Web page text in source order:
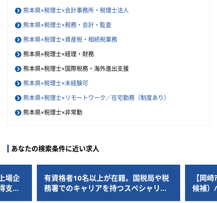
熊本県×税理士×会計事務所・税理士法人
熊本県×税理士×税務・会計・監査
熊本県×税理士×資産税・相続税業務
熊本県×税理士×経理・財務
熊本県×税理士×国際税務・海外進出支援
熊本県×税理士×未経験可
熊本県×税理士×リモートワーク／在宅勤務（制度あり）
熊本県×税理士×非常勤
あなたの検索条件に近い求人
場企
支援
有資格者10名以上が在籍。国税局や税
務署でのキャリアを持つスペシャリス
【岡
候補）